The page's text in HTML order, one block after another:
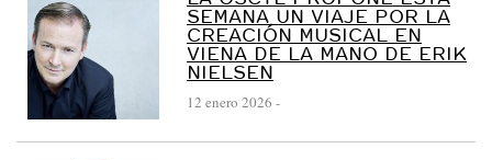
SEMANA UN VIAJE POR LA
CREACIÓN MUSICAL EN
VIENA DE LA MANO DE ERIK
NIELSEN
12 enero 2026 -